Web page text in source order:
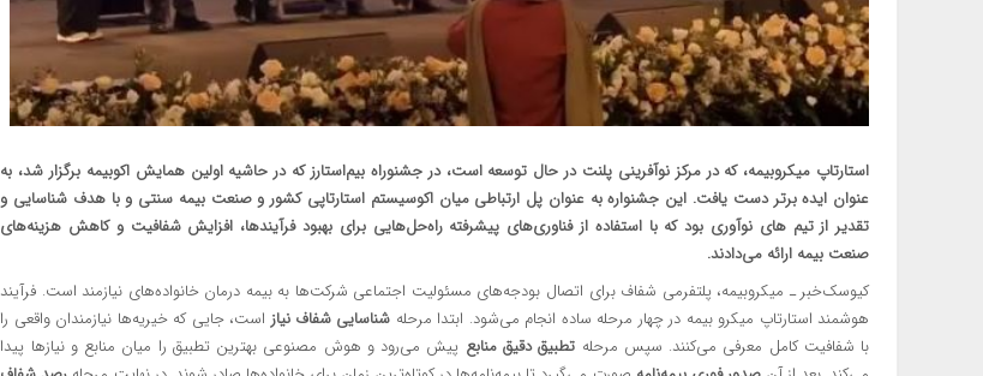
استارتاپ میکروبیمه، که در مرکز نوآفرینی پلنت در حال توسعه است، در جشنوراه بیم‌استارز که در حاشیه اولین همایش اکوبیمه برگزار شد، به
عنوان ایده برتر دست یافت. این جشنواره به عنوان پل ارتباطی میان اکوسیستم استارتاپی کشور و صنعت بیمه سنتی و با هدف شناسایی و
تقدیر از تیم های نوآوری بود که با استفاده از فناوری‌های پیشرفته راه‌حل‌هایی برای بهبود فرآیندها، افزایش شفافیت و کاهش هزینه‌های
صنعت بیمه ارائه می‌دادند.
کیوسک‌خبر ـ میکروبیمه، پلتفرمی شفاف برای اتصال بودجه‌های مسئولیت اجتماعی شرکت‌ها به بیمه درمان خانواده‌های نیازمند است. فرآیند
هوشمند استارتاپ میکرو بیمه در چهار مرحله ساده انجام می‌شود. ابتدا مرحله شناسایی شفاف نیاز است، جایی که خیریه‌ها نیازمندان واقعی را
با شفافیت کامل معرفی می‌کنند. سپس مرحله تطبیق دقیق منابع پیش می‌رود و هوش مصنوعی بهترین تطبیق را میان منابع و نیازها پیدا